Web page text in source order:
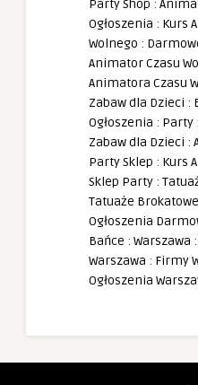
Party Shop :
Ogłoszenia : Kurs
Wolnego :
Animator Czasu
Animatora Czasu
Zabaw dla Dzieci :
Ogłoszenia : Party :
Zabaw dla Dzieci :
Party Sklep : Kurs
Sklep Party :
Tatuaże Brokatowe
Ogłoszenia
Bańce : Warszawa :
Warszawa : Firmy
Ogłoszenia